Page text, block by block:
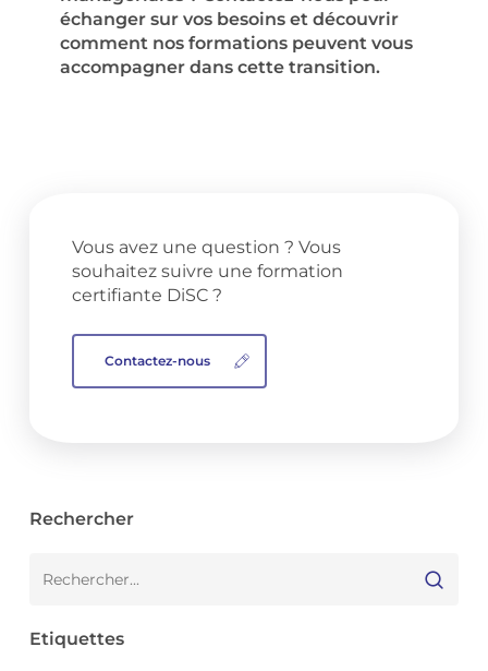
échanger sur vos besoins et découvrir
comment nos formations peuvent vous
accompagner dans cette transition.
Vous avez une question ? Vous
souhaitez suivre une formation
certifiante DiSC ?
Contactez-nous
Rechercher
Etiquettes